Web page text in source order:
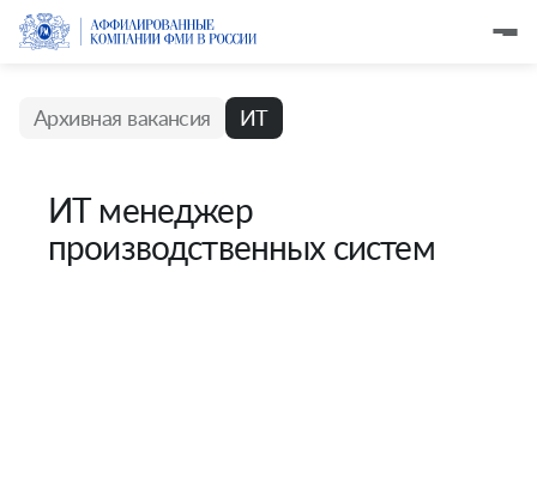
Архивная вакансия ИТ
ИТ менеджер
производственных систем